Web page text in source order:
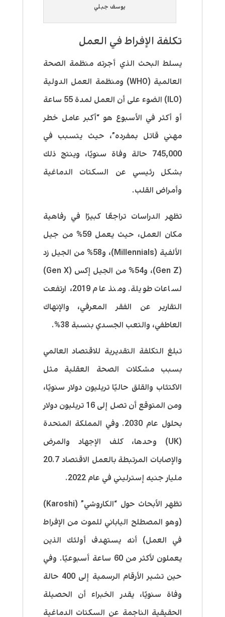
يوسف جبلي
تكلفة الإفراط في العمل
يسلط البحث الذي أجرته منظمة الصحة
العالمية (WHO) ومنظمة العمل الدولية
(ILO) الضوء على أن العمل لمدة 55 ساعة
أو أكثر في الأسبوع هو “أكبر عامل خطر
مهني قاتل بمفرده”، حيث يتسبب في
745,000 حالة وفاة سنويًا، وينتج ذلك
بشكل رئيسي عن السكتات الدماغية
وأمراض القلب.
تظهر الدراسات تراجعًا كبيرًا في رفاهية
مكان العمل، حيث يعمل 59% من جيل
الألفية (Millennials)، و58% من الجيل زد
(Gen Z)، و54% من الجيل إكس (Gen X)
لساعات طويلة. ومنذ عام 2019، ارتفعت
التقارير عن الفقر المعرفي، والإنهاك
العاطفي، والتعب الجسدي بنسبة 38%.
تبلغ التكلفة التقديرية للاقتصاد العالمي
بسبب مشكلات الصحة العقلية مثل
الاكتئاب والقلق حاليًا تريليون دولار سنويًا،
ومن المتوقع أن تصل إلى 16 تريليون دولار
بحلول عام 2030. وفي المملكة المتحدة
(UK) وحدها، كلف الإجهاد والمرض
والإصابات المرتبطة بالعمل الاقتصاد 20.7
مليار جنيه إسترليني في عام 2022.
تظهر الأبحاث حول “الكاروشي” (Karoshi)
(وهو المصطلح الياباني للموت من الإفراط
في العمل) أنه يستهدف أولئك الذين
يعملون لأكثر من 60 ساعة أسبوعيًا. وفي
حين تشير الأرقام الرسمية إلى 400 حالة
وفاة سنويًا، يقدر الخبراء أن الحصيلة
الحقيقية الناجمة عن السكتات الدماغية